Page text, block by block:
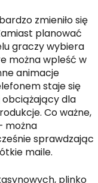
zmieniło się
planować
graczy wybiera
można wpleść w
animacje
staje się
obciążający dla
Co ważne,
można
sprawdzając
maile.
plinko